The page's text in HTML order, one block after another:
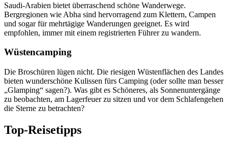
Saudi-Arabien bietet überraschend schöne Wanderwege.
Bergregionen wie Abha sind hervorragend zum Klettern, Campen
und sogar für mehrtägige Wanderungen geeignet. Es wird
empfohlen, immer mit einem registrierten Führer zu wandern.
Wüstencamping
Die Broschüren lügen nicht. Die riesigen Wüstenflächen des Landes
bieten wunderschöne Kulissen fürs Camping (oder sollte man besser
„Glamping“ sagen?). Was gibt es Schöneres, als Sonnenuntergänge
zu beobachten, am Lagerfeuer zu sitzen und vor dem Schlafengehen
die Sterne zu betrachten?
Top-Reisetipps